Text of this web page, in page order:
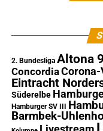
2. Bundesliga Altona
Concordia
Eintracht
Süderelbe
Hamburger SV III
Barmbek-